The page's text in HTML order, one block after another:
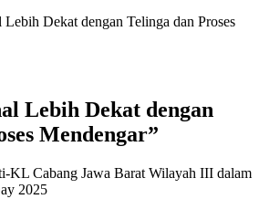
Dekat dengan Telinga dan Proses
Lebih Dekat dengan
Mendengar”
KL Cabang Jawa Barat Wilayah III dalam
2025